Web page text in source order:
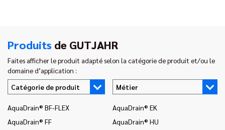
Produits de GUTJAHR
Faites afficher le produit adapté selon la catégorie de produit et/ou le
domaine d’application :
Catégorie de produit
Métier
AquaDrain® BF-FLEX
AquaDrain® FF
AquaDrain® EK
AquaDrain® HU